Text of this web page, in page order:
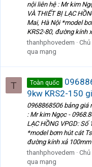
nội liên hệ : Mr kim
VÀ THIẾT BỊ LẠC
Mai, Hà Nội *model
KRS2-80, đường kính
thanhphovedem
qua mạng
T Toàn quốc
9kw KRS2-150
0968868506 bảng giá
: Mr kim Ngọc -
LẠC HỒNG VPGD:
*model bơm hút cát
đường kính xả
thanhphovedem
qua mạng